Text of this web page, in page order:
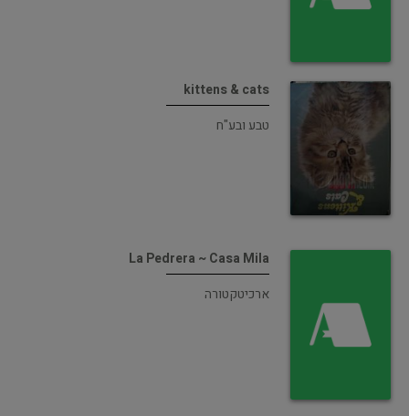
kittens & cats
טבע ובע"ח
La Pedrera ~ Casa Mila
ארכיטקטורה